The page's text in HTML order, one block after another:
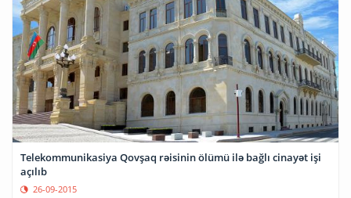
Telekommunikasiya Qovşaq rəisinin ölümü ilə bağlı cinayət işi
açılıb
26-09-2015